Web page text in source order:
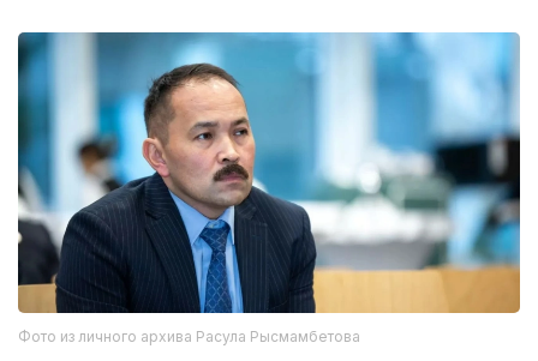
Фото из личного архива Расула Рысмамбетова